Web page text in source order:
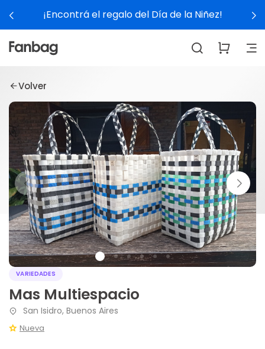
¡Encontrá el regalo del Día de la Niñez!
Volver
VARIEDADES
Mas Multiespacio
San Isidro, Buenos Aires
Nueva